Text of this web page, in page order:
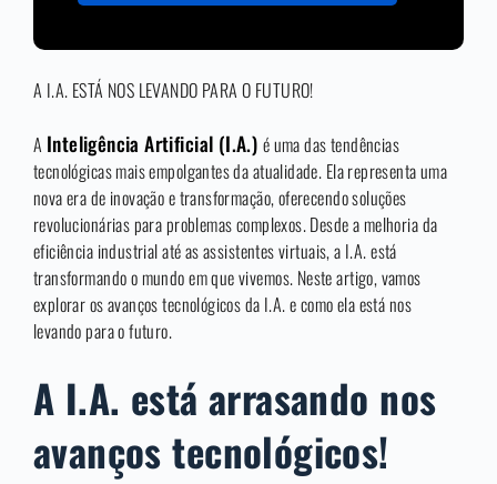
A I.A. ESTÁ NOS LEVANDO PARA O FUTURO!
A Inteligência Artificial (I.A.) é uma das tendências
tecnológicas mais empolgantes da atualidade. Ela representa uma
nova era de inovação e transformação, oferecendo soluções
revolucionárias para problemas complexos. Desde a melhoria da
eficiência industrial até as assistentes virtuais, a I.A. está
transformando o mundo em que vivemos. Neste artigo, vamos
explorar os avanços tecnológicos da I.A. e como ela está nos
levando para o futuro.
A I.A. está arrasando nos
avanços tecnológicos!